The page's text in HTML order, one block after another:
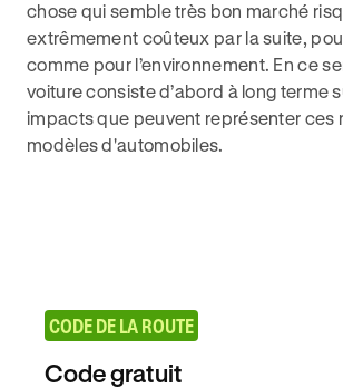
chose qui semble très bon marché
extrêmement coûteux par la suite,
comme pour l’environnement. En ce
voiture consiste d’abord à long terme
impacts que peuvent représenter ces
modèles d'automobiles.
CODE DE LA ROUTE
Code gratuit